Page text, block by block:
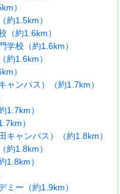
）
約1.5km）
（約1.6km）
学校（約1.6km）
約1.6km）
）
ャンパス）（約1.7km）
1.7km）
）
キャンパス）（約1.8km）
約1.8km）
1.8km）
ミー（約1.9km）